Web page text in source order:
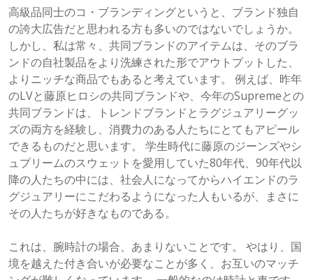
高級品同士のコ・ブランディングというと、ブランド独自
の誇大広告だと思われる方も多いのではないでしょうか。
しかし、私は常々、共同ブランドのアイテムは、そのブラ
ンドの自社製品をより洗練された形でアウトプットした、
よりニッチな商品でもあると考えています。 例えば、昨年
のLVと藤原ヒロシの共同ブランドや、今年のSupremeとの
共同ブランドは、トレンドブランドとラグジュアリーグッ
ズの両方を経験し、消費力のある人たちにとてもアピール
できるものだと思います。 学生時代に藤原のジーンズやシ
ュプリームのスウェットを愛用していた80年代、90年代以
降の人たちの中には、社会人になってからハイエンドのラ
グジュアリーにこだわるようになった人もいるが、まさに
その人たちが好きなものである。
これは、腕時計の場合、あまりないことです。 やはり、国
境を越えた付き合いが必要なことが多く、お互いのマッチ